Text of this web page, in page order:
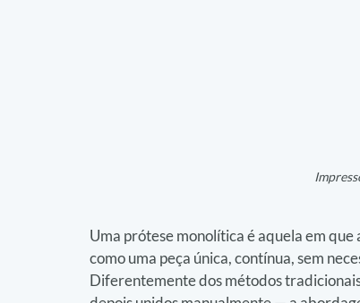
Uma prótese monolítica é aquela em que
como uma peça única, contínua, sem
Diferentemente dos métodos